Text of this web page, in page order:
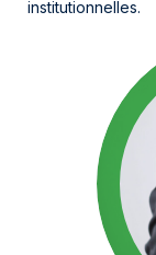
institutionnelles.